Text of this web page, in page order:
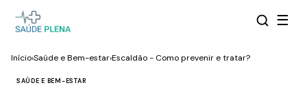
☰
Início›Saúde e Bem-estar›Escaldão - Como prevenir e tratar?
SAÚDE E BEM-ESTAR